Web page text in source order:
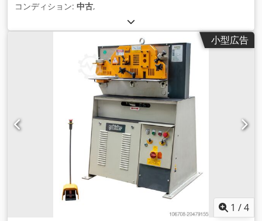
コンディション: 中古,
小型広告
1 /4